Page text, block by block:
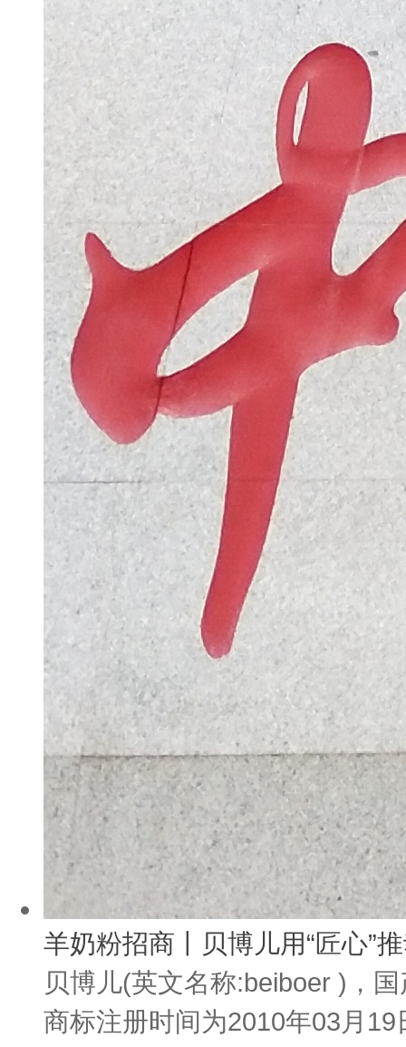
羊奶粉招商丨贝博儿用“匠心”
贝博儿(英文名称:beiboer )，
商标注册时间为2010年03月